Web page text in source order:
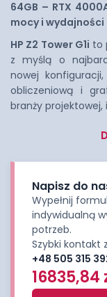
64GB – RTX
mocy i wydajności
HP Z2 Tower G1i to
z myślą o
nowej
obliczeniową i
branży projektowej,
Napisz do
Wypełnij
indywidualną
potrzeb.
Szybki kontakt
+48 505 315
16835,84